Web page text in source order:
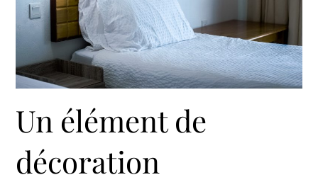
Un élément de
décoration